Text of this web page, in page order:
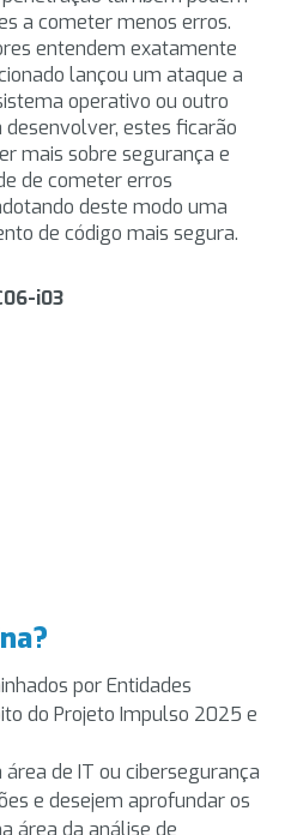
a cometer menos erros.
entendem exatamente
lançou um ataque a
operativo ou outro
estes ficarão
mais sobre segurança e
de cometer erros
deste modo uma
de código mais segura.
i03
por Entidades
do Projeto Impulso 2025 e
de IT ou cibersegurança
e desejem aprofundar os
área da análise de